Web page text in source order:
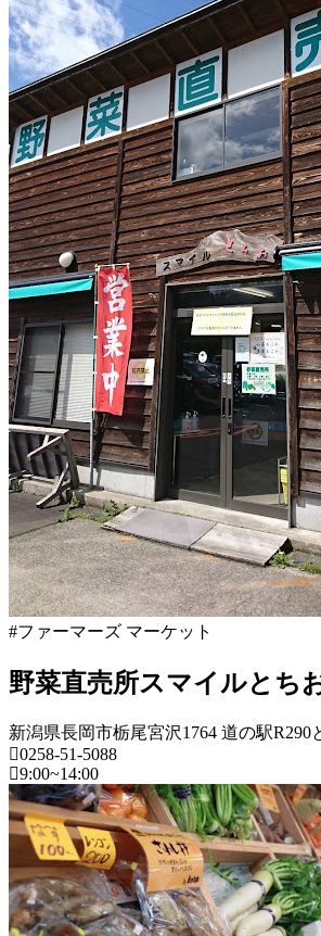
マ
ー
ズ
マ
ー
ケ
ッ
ト
2022
年
8
月
18
日
2022
年
8
月
20
日
直
売
所
ね
っ
と
#ファーマーズ マーケット
野菜直売所スマイルとち
新潟県長岡市栃尾宮沢1764 道の駅R290
0258-51-5088
9:00~14:00
新
潟
県
フ
ァ